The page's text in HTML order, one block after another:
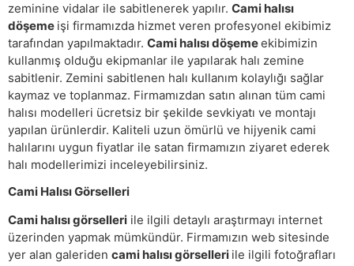
zeminine vidalar ile sabitlenerek yapılır. Cami halısı
döşeme işi firmamızda hizmet veren profesyonel ekibimiz
tarafından yapılmaktadır. Cami halısı döşemeekibimizin
kullanmış olduğu ekipmanlar ile yapılarak halı zemine
sabitlenir. Zemini sabitlenen halı kullanım kolaylığı sağlar
kaymaz ve toplanmaz. Firmamızdan satın alınan tüm cami
halısı modelleri ücretsiz bir şekilde sevkiyatı ve montajı
yapılan ürünlerdir. Kaliteli uzun ömürlü ve hijyenik cami
halılarını uygun fiyatlar ile satan firmamızın ziyaret ederek
halı modellerimizi inceleyebilirsiniz.
Cami Halısı Görselleri
Cami halısı görselleri ile ilgili detaylı araştırmayı internet
üzerinden yapmak mümkündür. Firmamızın web sitesinde
yer alan galeriden cami halısı görselleri ile ilgili fotoğrafları